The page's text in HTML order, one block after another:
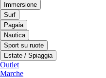
Immersione
Surf
Pagaia
Nautica
Sport su ruote
Estate / Spiaggia
Outlet
Marche